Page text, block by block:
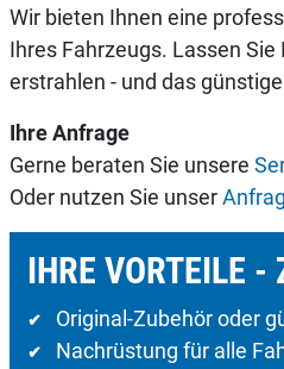
Wir bieten Ihnen eine
Ihres Fahrzeugs. Lassen
erstrahlen - und das
Ihre Anfrage
Gerne beraten Sie unsere
Oder nutzen Sie unser
IHRE VORTEILE
✔ Original-Zubehör oder
✔ Nachrüstung für alle